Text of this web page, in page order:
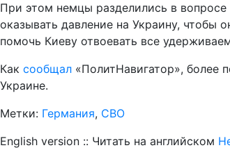
При этом немцы разделились в
оказывать давление на Украину, чтобы
помочь Киеву отвоевать все
Как сообщал «ПолитНавигатор», более
Украине.
Метки: Германия, СВО
English version :: Читать на английском